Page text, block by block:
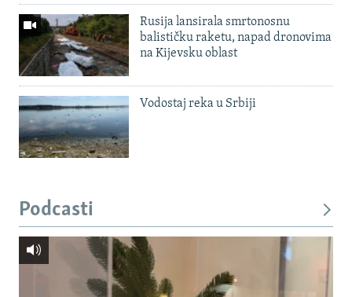
Rusija lansirala smrtonosnu
balističku raketu, napad dronovima
na Kijevsku oblast
Vodostaj reka u Srbiji
Podcasti